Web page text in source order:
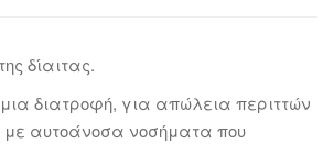
δίαιτας.
μια διατροφή, για απώλεια περιττών
με αυτοάνοσα νοσήματα που